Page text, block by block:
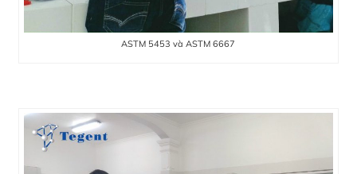
ASTM 5453 và ASTM 6667